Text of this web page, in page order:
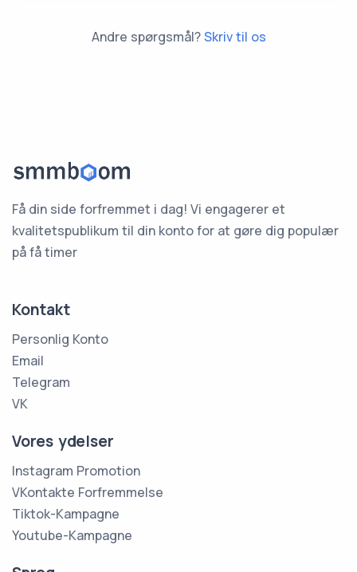
Andre spørgsmål?Skriv til os
Få din side forfremmet i dag! Vi engagerer et
kvalitetspublikum til din konto for at gøre dig populær
på få timer
Kontakt
Personlig Konto
Email
Telegram
VK
Vores ydelser
Instagram Promotion
VKontakte Forfremmelse
Tiktok-Kampagne
Youtube-Kampagne